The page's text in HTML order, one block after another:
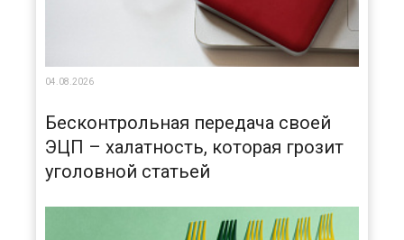
04.08.2026
Бесконтрольная передача своей
ЭЦП – халатность, которая грозит
уголовной статьей